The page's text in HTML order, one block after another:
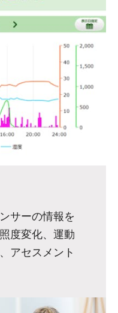
サーの情報を
度変化、運動
アセスメント